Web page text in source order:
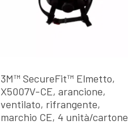
3M™ SecureFit™ Elmetto,
X5007V-CE, arancione,
ventilato, rifrangente,
marchio CE, 4 unità/cartone